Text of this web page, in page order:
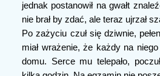
jednak postanowił na gwałt
nie brał by zdać, ale teraz ujrzał
Po zażyciu czuł się dziwnie,
miał wrażenie, że każdy na
domu. Serce mu telepało,